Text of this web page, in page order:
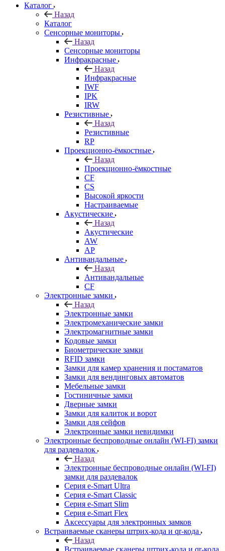
Каталог
Назад
Каталог
Сенсорные мониторы
Назад
Сенсорные мониторы
Инфракрасные
Назад
Инфракрасные
IWF
IPK
IRW
Резистивные
Назад
Резистивные
RP
Проекционно-ёмкостные
Назад
Проекционно-ёмкостные
CF
CS
Высокой яркости
Настраиваемые
Акустические
Назад
Акустические
AW
AP
Антивандальные
Назад
Антивандальные
CF
Электронные замки
Назад
Электронные замки
Электромеханические замки
Электромагнитные замки
Кодовые замки
Биометрические замки
RFID замки
Замки для камер хранения и постаматов
Замки для вендинговых автоматов
Мебельные замки
Гостиничные замки
Дверные замки
Замки для калиток и ворот
Замки для сейфов
Электронные замки невидимки
Электронные беспроводные онлайн (WI-FI) замки
для раздевалок
Назад
Электронные беспроводные онлайн (WI-FI)
замки для раздевалок
Серия e-Smart Ultra
Серия e-Smart Classic
Серия e-Smart Slim
Серия e-Smart Flex
Аксессуары для электронных замков
Встраиваемые сканеры штрих-кода и qr-кода
Назад
Встраиваемые сканеры штрих-кода и qr-кода